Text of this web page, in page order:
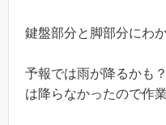
鍵盤部分と脚部分にわか
予報では雨が降るかも
は降らなかったので作